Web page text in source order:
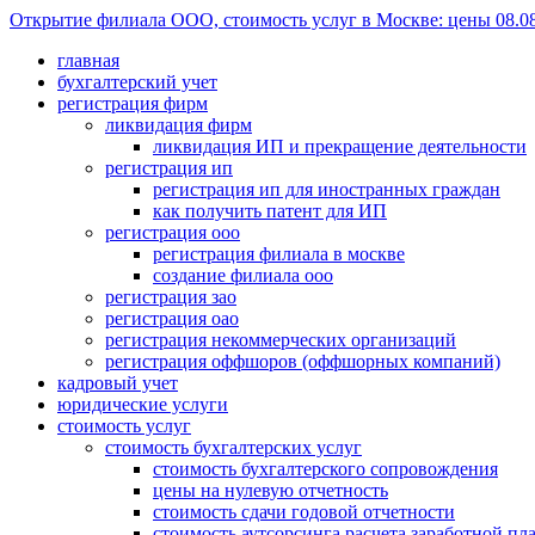
Открытие филиала ООО, стоимость услуг в Москве: цены
главная
бухгалтерский учет
регистрация фирм
ликвидация фирм
ликвидация ИП и прекращение деятельности
регистрация ип
регистрация ип для иностранных граждан
как получить патент для ИП
регистрация ооо
регистрация филиала в москве
создание филиала ооо
регистрация зао
регистрация оао
регистрация некоммерческих организаций
регистрация оффшоров (оффшорных компаний)
кадровый учет
юридические услуги
стоимость услуг
стоимость бухгалтерских услуг
стоимость бухгалтерского сопровождения
цены на нулевую отчетность
стоимость сдачи годовой отчетности